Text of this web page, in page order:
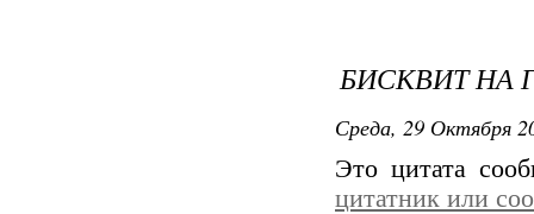
БИСКВИТ НА
Среда, 29 Октября
Это цитата
цитатник или